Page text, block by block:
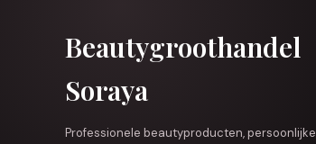
Beautygroothandel
Soraya
Professionele beautyproducten, persoonlijke